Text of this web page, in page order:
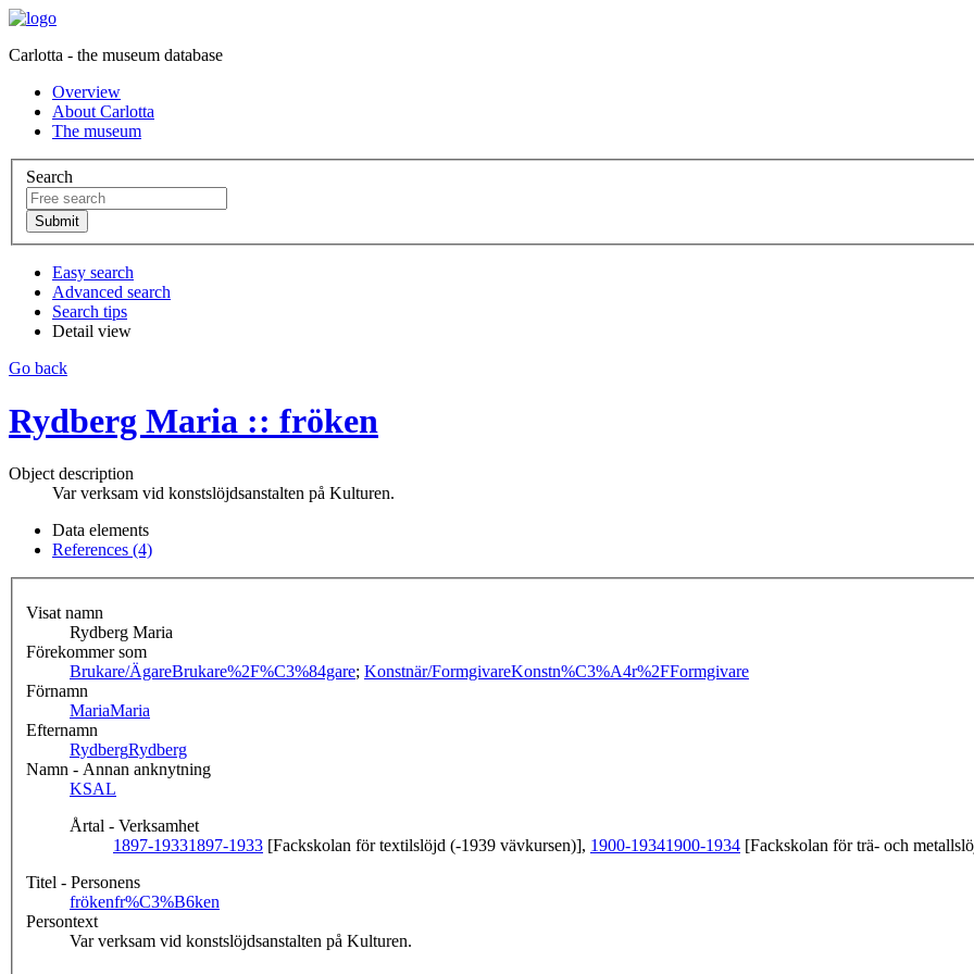
Carlotta - the museum database
Overview
About Carlotta
The museum
Search
Easy search
Advanced search
Search tips
Detail view
Go back
Rydberg Maria :: fröken
Object description
Var verksam vid konstslöjdsanstalten på Kulturen.
Data elements
References (4)
Visat namn
Rydberg Maria
Förekommer som
Brukare/ÄgareBrukare%2F%C3%84gare; Konstnär/FormgivareKonstn%C3%A4r%2FFormgivare
Förnamn
MariaMaria
Efternamn
RydbergRydberg
Namn - Annan anknytning
KSAL
Årtal - Verksamhet
1897-19331897-1933 [Fackskolan för textilslöjd (-1939 vävkursen)], 1900-19341900-1934 [Fackskolan för trä- och
Titel - Personens
frökenfr%C3%B6ken
Persontext
Var verksam vid konstslöjdsanstalten på Kulturen.